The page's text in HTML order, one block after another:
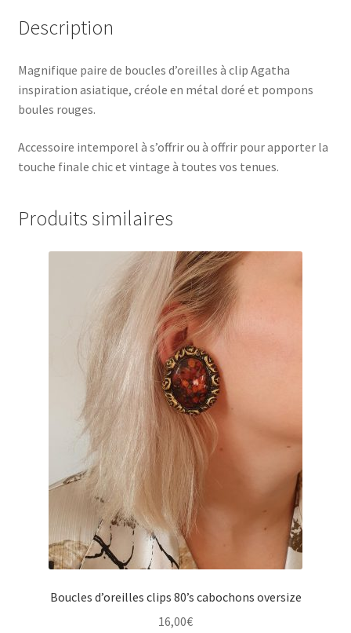
Description
Magnifique paire de boucles d’oreilles à clip Agatha
inspiration asiatique, créole en métal doré et pompons
boules rouges.
Accessoire intemporel à s’offrir ou à offrir pour apporter la
touche finale chic et vintage à toutes vos tenues.
Produits similaires
Boucles d’oreilles clips 80’s cabochons oversize
16,00€